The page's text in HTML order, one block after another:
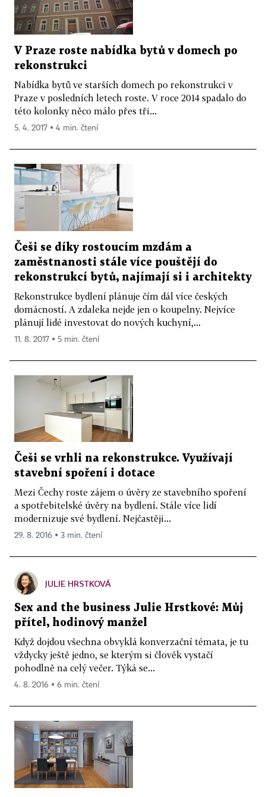
V Praze roste nabídka bytů v domech po
rekonstrukci
Nabídka bytů ve starších domech po rekonstrukci v
Praze v posledních letech roste. V roce 2014 spadalo do
této kolonky něco málo přes tři...
5. 4. 2017 ▪ 4 min. čtení
Češi se díky rostoucím mzdám a
zaměstnanosti stále více pouštějí do
rekonstrukcí bytů, najímají si i architekty
Rekonstrukce bydlení plánuje čím dál více českých
domácností. A zdaleka nejde jen o koupelny. Nejvíce
plánují lidé investovat do nových kuchyní,...
11. 8. 2017 ▪ 5 min. čtení
Češi se vrhli na rekonstrukce. Využívají
stavební spoření i dotace
Mezi Čechy roste zájem o úvěry ze stavebního spoření
a spotřebitelské úvěry na bydlení. Stále více lidí
modernizuje své bydlení. Nejčastěji...
29. 8. 2016 ▪ 3 min. čtení
JULIE HRSTKOVÁ
Sex and the business Julie Hrstkové: Můj
přítel, hodinový manžel
Když dojdou všechna obvyklá konverzační témata, je tu
vždycky ještě jedno, se kterým si člověk vystačí
pohodlně na celý večer. Týká se...
4. 8. 2016 ▪ 6 min. čtení